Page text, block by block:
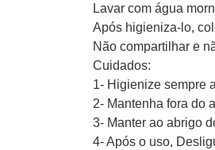
Lavar com água
Após higieniza-lo,
Não compartilhar e
Cuidados:
1- Higienize sempre
2- Mantenha fora do
3- Manter ao abrigo
4- Após o uso,